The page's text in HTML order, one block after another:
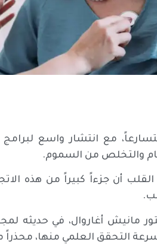
مع انتشار واسع لبرامج
والتخلص من السموم.
أن جزءاً كبيراً من هذه
مانيش أغاروال، في حديثه
التحقق العلمي منها،